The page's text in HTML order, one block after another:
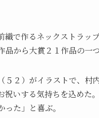
で作るネックストラッ
から大賞２１作品の一
５２）がイラストで、村
祝いする気持ちを込めた
た」と喜ぶ。